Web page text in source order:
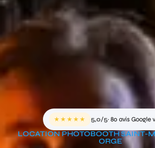
★★★★★ 5,0/5· 80 avis Google
LOCATION PHOTOBOOTH SAINT-
ORGE